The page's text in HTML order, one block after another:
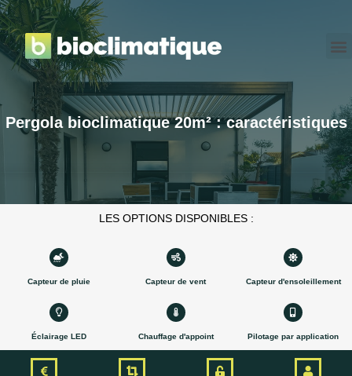
Aller au contenu
Pergola bioclimatique 20m² : caractéristiques
LES OPTIONSDISPONIBLES :
Capteur de pluie Capteur de vent Capteur d'ensoleillement
Éclairage LED Chauffage d'appoint Pilotage par application